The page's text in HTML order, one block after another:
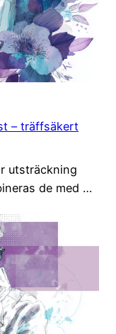
– träffsäkert
utsträckning
de med …